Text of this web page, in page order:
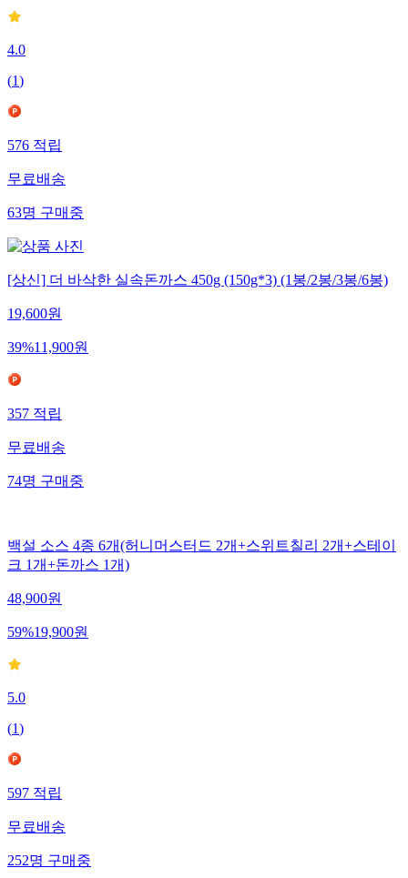
4.0
(1)
576적립
무료배송
63명구매중
[상신] 더 바삭한 실속돈까스 450g (150g*3) (1봉/2봉/3봉/6봉)
19,600원
39%11,900원
357적립
무료배송
74명구매중
백설 소스 4종 6개(허니머스터드 2개+스위트칠리 2개+스테이
크 1개+돈까스 1개)
48,900원
59%19,900원
5.0
(1)
597적립
무료배송
252명구매중